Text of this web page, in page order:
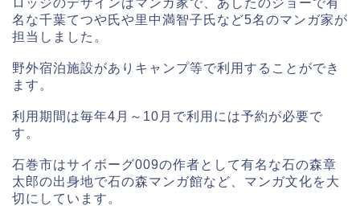
名な千葉てつや氏や里中満智子氏など5名のマンガ家が
担当しました。
野外宿泊施設がありキャンプ等で利用することができ
ます。
利用期間は毎年4月～10月で利用には予約が必要で
す。
石巻市はサイボーグ009の作者として有名な石の森章
太郎の出身地で石の森マンガ館など、マンガ文化を大
切にしています。